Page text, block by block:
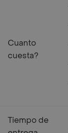
Cuanto
cuesta?
Tiempo de